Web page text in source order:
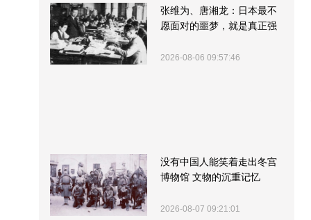
张维为、唐湘龙：日本最不
愿面对的噩梦，就是真正强
2026-08-06 09:57:46
没有中国人能笑着走出冬宫
博物馆 文物的沉重记忆
2026-08-07 09:21:01